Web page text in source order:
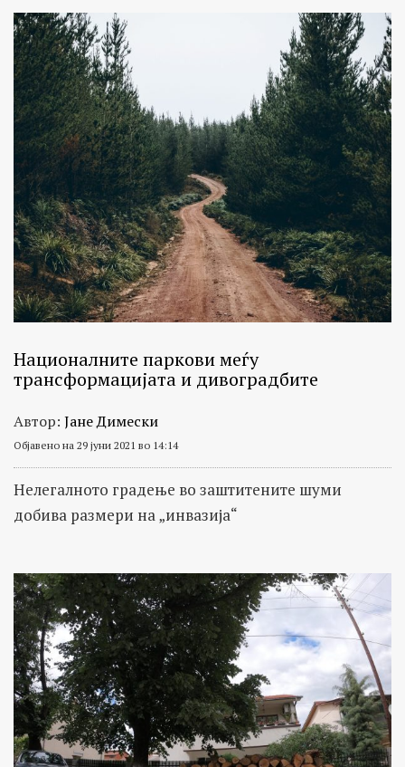
Националните паркови меѓу
трансформацијата и дивоградбите
Автор: Јане Димески
Објавено на 29 јуни 2021 во 14:14
Нелегалното градење во заштитените шуми
добива размери на „инвазија“